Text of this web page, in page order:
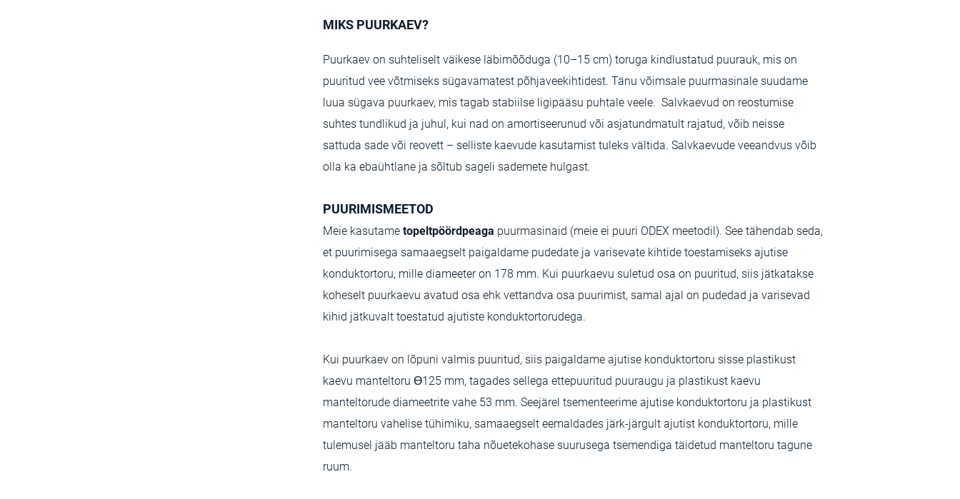
MIKS PUURKAEV?
Puurkaev on suhteliselt väikese läbimõõduga (10–15 cm) toruga kindlustatud puurauk, mis on
puuritud vee võtmiseks sügavamatest põhjaveekihtidest. Tänu võimsale puurmasinale suudame
luua sügava puurkaev, mis tagab stabiilse ligipääsu puhtale veele. Salvkaevud on reostumise
suhtes tundlikud ja juhul, kui nad on amortiseerunud või asjatundmatult rajatud, võib neisse
sattuda sade­ või reovett – selliste kaevude kasutamist tuleks vältida. Salvkaevude veeandvus võib
olla ka ebaühtlane ja sõltub sageli sademete hulgast.
PUURIMISMEETOD
Meie kasutame topeltpöördpeaga puurmasinaid (meie ei puuri ODEX meetodil). See tähendab seda,
et puurimisega samaaegselt paigaldame pudedate ja varisevate kihtide toestamiseks ajutise
konduktortoru, mille diameeter on 178 mm. Kui puurkaevu suletud osa on puuritud, siis jätkatakse
koheselt puurkaevu avatud osa ehk vettandva osa puurimist, samal ajal on pudedad ja varisevad
kihid jätkuvalt toestatud ajutiste konduktortorudega.
Kui puurkaev on lõpuni valmis puuritud, siis paigaldame ajutise konduktortoru sisse plastikust
kaevu manteltoru Ɵ125 mm, tagades sellega ettepuuritud puuraugu ja plastikust kaevu
manteltorude diameetrite vahe 53 mm. Seejärel tsementeerime ajutise konduktortoru ja plastikust
manteltoru vahelise tühimiku, samaaegselt eemaldades järk-järgult ajutist konduktortoru, mille
tulemusel jääb manteltoru taha nõuetekohase suurusega tsemendiga täidetud manteltoru tagune
ruum.